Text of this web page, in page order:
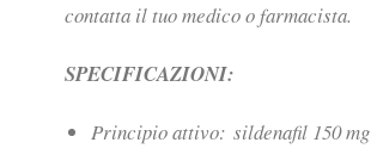
contatta il tuo medico o farmacista.
SPECIFICAZIONI:
Principio attivo: sildenafil 150 mg